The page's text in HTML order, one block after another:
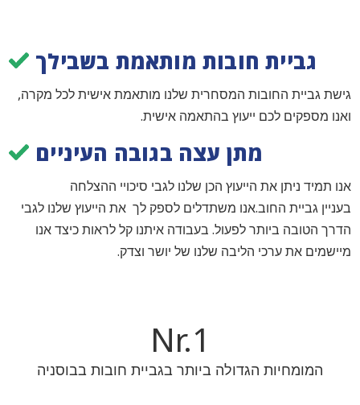
גביית חובות מותאמת בשבילך
גישת גביית החובות המסחרית שלנו מותאמת אישית לכל מקרה,
ואנו מספקים לכם ייעוץ בהתאמה אישית.
מתן עצה בגובה העיניים
אנו תמיד ניתן את הייעוץ הכן שלנו לגבי סיכויי ההצלחה
בעניין גביית החוב.אנו משתדלים לספק לך את הייעוץ שלנו לגבי
הדרך הטובה ביותר לפעול. בעבודה איתנו קל לראות כיצד אנו
מיישמים את ערכי הליבה שלנו של יושר וצדק.
Nr.1
המומחיות הגדולה ביותר בגביית חובות בבוסניה